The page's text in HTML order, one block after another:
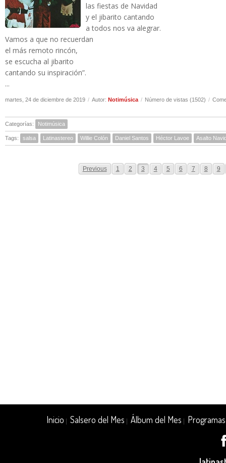
las fiestas de Navidad
y el jibarito cantando
a todos nos va alegrar.
Vamos a que no recuerdan
el más remoto rincón,
se escucha al jibarito
cantando su inspiración”.
...
martes, 24 de diciembre de 2019 / Autor: Notimúsica / Número de vistas (1502) /
Categorías: Notimúsica
Tags: salsa Latinastereo Willie Colón Daniel Santos Héctor Lavoe Asalto
Previous 1 2 3 4 5 6 7 8 9
Inicio |Salsero del Mes |Álbum del Mes Programas